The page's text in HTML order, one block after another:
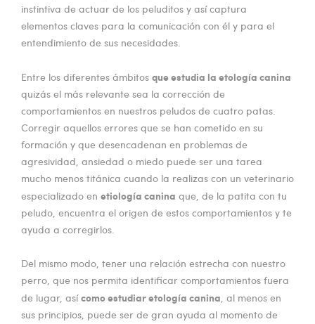
instintiva de actuar de los peluditos y así captura
elementos claves para la comunicación con él y para el
entendimiento de sus necesidades.
Entre los diferentes ámbitos que estudia la etología canina
quizás el más relevante sea la corrección de
comportamientos en nuestros peludos de cuatro patas.
Corregir aquellos errores que se han cometido en su
formación y que desencadenan en problemas de
agresividad, ansiedad o miedo puede ser una tarea
mucho menos titánica cuando la realizas con un veterinario
especializado en etiología canina que, de la patita con tu
peludo, encuentra el origen de estos comportamientos y te
ayuda a corregirlos.
Del mismo modo, tener una relación estrecha con nuestro
perro, que nos permita identificar comportamientos fuera
de lugar, asícomo estudiar etología canina, al menos en
sus principios, puede ser de gran ayuda al momento de